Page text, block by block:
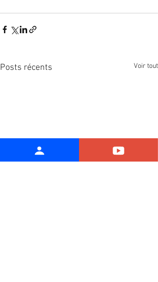
Posts récents Voir tout